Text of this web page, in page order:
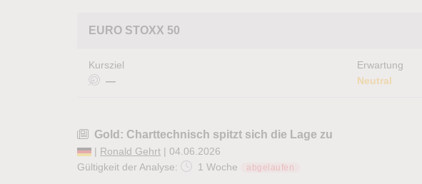
EURO STOXX 50
Kursziel
—
Erwartung
Neutral
Gold: Charttechnisch spitzt sich die Lage zu
| Ronald Gehrt | 04.06.2026
Gültigkeit der Analyse:
1 Woche abgelaufen